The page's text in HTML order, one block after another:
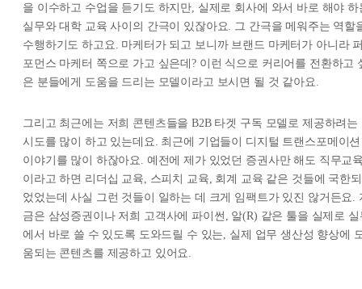
을 이수하고 수업을 듣기도 하지만, 실제로 회사에 와서 바로 해야 하
실무와 대학 교육 사이의 간극이 있잖아요. 그 간극을 메워주는 역할
수행하기도 하고요. 마케터가 되고 보니까 브랜드 마케터가 아니라
포먼스 마케터 쪽으로 가고 싶은데? 이런 식으로 커리어를 전환하고
은 분들에게 도움을 드리는 모델이라고 보시면 될 것 같아요.
그리고 최근에는 저희 콘텐츠들을 B2B 타겟 구독 모델로 제공하려는
시도를 많이 하고 있는데요. 최근에 기업들이 디지털 트랜스포메이션
이야기를 많이 하잖아요. 예전에 제가 있었던 증권사만 해도 직무교
이라고 하면 리더십 교육, 스피치 교육, 회계 교육 같은 것들에 국한되
었었는데 사실 그런 것들이 일하는 데 크게 임팩트가 있진 않거든요.
금은 삼성증권이나 저희 고객사에 파이썬, 알(R) 같은 툴을 실제로 실
에서 바로 쓸 수 있도록 도와드릴 수 있는, 실제 업무 생산성 향상에
움되는 콘텐츠를 제공하고 있어요.